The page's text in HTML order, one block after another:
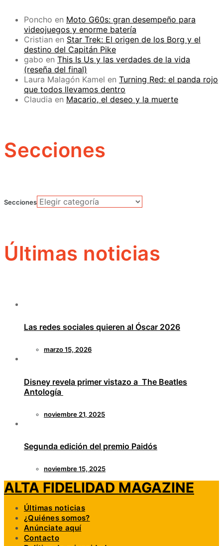
Poncho en Moto G60s: gran desempeño para
videojuegos y enorme batería
Cristian en Star Trek: El origen de los Borg y el
destino del Capitán Pike
gabo en This Is Us y las verdades de la vida
(reseña del final)
Laura Malagón Kamel en Turning Red: el panda rojo
que todos llevamos dentro
Claudia en Macario, el deseo y la muerte
Secciones
Secciones
Últimas noticias
Las redes sociales quieren al Óscar 2026
marzo 15, 2026
Disney revela primer vistazo a The Beatles
Antología
noviembre 21, 2025
Segunda edición del premio Paidós
noviembre 15, 2025
ALTA FIDELIDAD MAGAZINE
Últimas noticias
¿Quiénes somos?
Anúnciate aquí
Contacto